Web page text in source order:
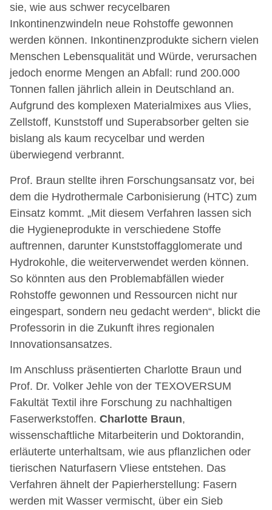
sie, wie aus schwer recycelbaren
Inkontinenzwindeln neue Rohstoffe gewonnen
werden können. Inkontinenzprodukte sichern vielen
Menschen Lebensqualität und Würde, verursachen
jedoch enorme Mengen an Abfall: rund 200.000
Tonnen fallen jährlich allein in Deutschland an.
Aufgrund des komplexen Materialmixes aus Vlies,
Zellstoff, Kunststoff und Superabsorber gelten sie
bislang als kaum recycelbar und werden
überwiegend verbrannt.
Prof. Braun stellte ihren Forschungsansatz vor, bei
dem die Hydrothermale Carbonisierung (HTC) zum
Einsatz kommt. „Mit diesem Verfahren lassen sich
die Hygieneprodukte in verschiedene Stoffe
auftrennen, darunter Kunststoffagglomerate und
Hydrokohle, die weiterverwendet werden können.
So könnten aus den Problemabfällen wieder
Rohstoffe gewonnen und Ressourcen nicht nur
eingespart, sondern neu gedacht werden“, blickt die
Professorin in die Zukunft ihres regionalen
Innovationsansatzes.
Im Anschluss präsentierten Charlotte Braun und
Prof. Dr. Volker Jehle von der TEXOVERSUM
Fakultät Textil ihre Forschung zu nachhaltigen
Faserwerkstoffen. Charlotte Braun,
wissenschaftliche Mitarbeiterin und Doktorandin,
erläuterte unterhaltsam, wie aus pflanzlichen oder
tierischen Naturfasern Vliese entstehen. Das
Verfahren ähnelt der Papierherstellung: Fasern
werden mit Wasser vermischt, über ein Sieb